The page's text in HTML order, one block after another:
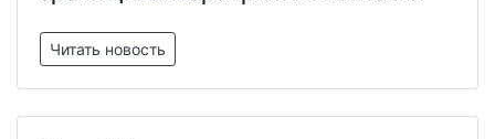
Читать новость